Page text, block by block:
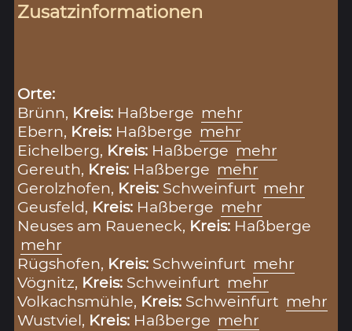
Zusatzinformationen
Orte:
Brünn, Kreis: Haßberge mehr
Ebern, Kreis: Haßberge mehr
Eichelberg, Kreis: Haßberge mehr
Gereuth, Kreis: Haßberge mehr
Gerolzhofen, Kreis: Schweinfurt mehr
Geusfeld, Kreis: Haßberge mehr
Neuses am Raueneck, Kreis: Haßberge
mehr
Rügshofen, Kreis: Schweinfurt mehr
Vögnitz, Kreis: Schweinfurt mehr
Volkachsmühle, Kreis: Schweinfurt mehr
Wustviel, Kreis: Haßberge mehr